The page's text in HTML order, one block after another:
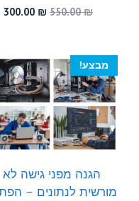
550.00₪
המחיר
300.00 ₪
מבצע!
הגנה מפני גישה לא
מורשית לנתונים –